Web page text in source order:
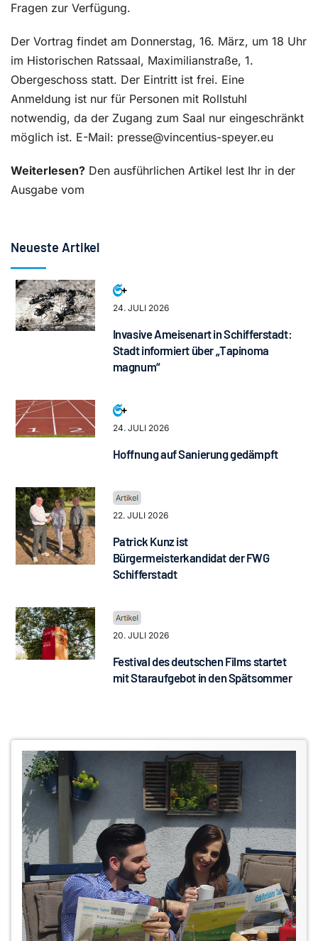
Fragen zur Verfügung.
Der Vortrag findet am Donnerstag, 16. März, um 18 Uhr
im Historischen Ratssaal, Maximilianstraße, 1.
Obergeschoss statt. Der Eintritt ist frei. Eine
Anmeldung ist nur für Personen mit Rollstuhl
notwendig, da der Zugang zum Saal nur eingeschränkt
möglich ist. E-Mail: presse@vincentius-speyer.eu
Weiterlesen? Den ausführlichen Artikel lest Ihr in der
Ausgabe vom
Neueste Artikel
24. JULI 2026
Invasive Ameisenart in Schifferstadt:
Stadt informiert über „Tapinoma
magnum“
24. JULI 2026
Hoffnung auf Sanierung gedämpft
22. JULI 2026
Patrick Kunz ist
Bürgermeisterkandidat der FWG
Schifferstadt
20. JULI 2026
Festival des deutschen Films startet
mit Staraufgebot in den Spätsommer